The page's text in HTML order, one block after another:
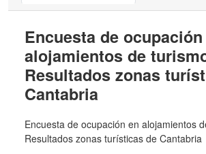
Encuesta de ocupación
alojamientos de
Resultados zonas
Cantabria
Encuesta de ocupación en alojamientos
Resultados zonas turísticas de Cantabria